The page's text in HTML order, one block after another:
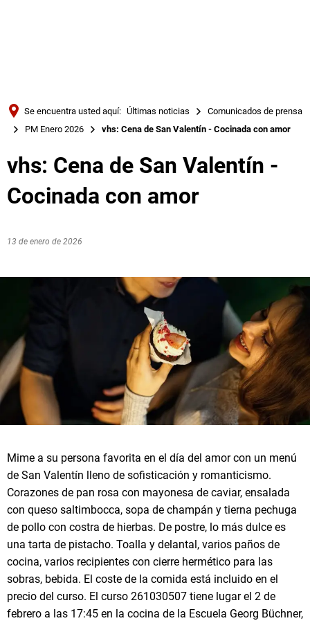
Русский
Deutsch
Se encuentra usted aquí: Últimas noticias
Comunicados de prensa
PM Enero 2026
vhs: Cena de San Valentín - Cocinada con amor
vhs: Cena de San Valentín -
Cocinada con amor
13 de enero de 2026
Mime a su persona favorita en el día del amor con un menú
de San Valentín lleno de sofisticación y romanticismo.
Corazones de pan rosa con mayonesa de caviar, ensalada
con queso saltimbocca, sopa de champán y tierna pechuga
de pollo con costra de hierbas. De postre, lo más dulce es
una tarta de pistacho. Toalla y delantal, varios paños de
cocina, varios recipientes con cierre hermético para las
sobras, bebida. El coste de la comida está incluido en el
precio del curso. El curso 261030507 tiene lugar el 2 de
febrero a las 17:45 en la cocina de la Escuela Georg Büchner,